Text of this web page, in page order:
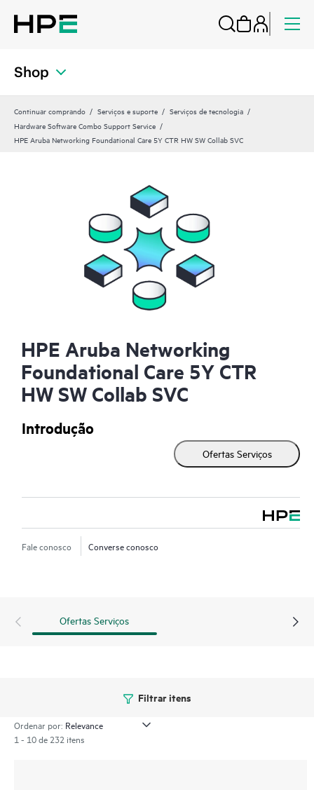
Shop
Continuar comprando Serviços e suporte
Serviços de tecnologia
Hardware Software Combo Support Service
HPE Aruba Networking Foundational Care 5Y CTR HW SW Collab SVC
HPE Aruba Networking
Foundational Care 5Y CTR
HW SW Collab SVC
Introdução
Ofertas Serviços
Fale conosco Converse conosco
Ofertas Serviços
Filtrar itens
Ordenar por:
1 - 10 de 232 itens